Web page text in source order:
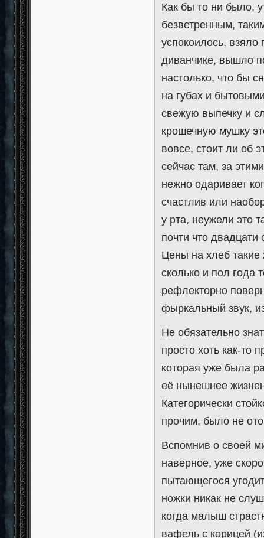
Как бы то ни было,
безветренным,
успокоилось,
диванчике, вышло
настолько, что бы
на губах и
свежую выпечку и
крошечную мушку
вовсе, стоит ли об
сейчас там, за
нежно одаривает
счастлив или
у рта, неужели это
почти что двадцати
Цены на хлеб такие
сколько и пол года
рефлекторно
фыркальный звук,
Не обязательно
просто хоть как-то
которая уже была
её нынешнее
Категорически
прочим, было не
Вспомнив о своей
наверное, уже
пытающегося
ножки никак не
когда малыш
вафель с корицей